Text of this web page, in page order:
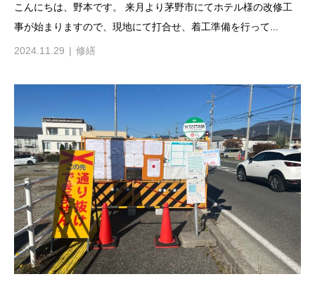
こんにちは、野本です。 来月より茅野市にてホテル様の改修工
事が始まりますので、現地にて打合せ、着工準備を行って...
2024.11.29 修繕